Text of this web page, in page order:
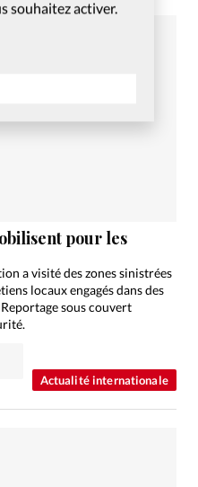
souhaitez activer.
Actualité internationale
pour les
a visité des zones sinistrées
locaux engagés dans des
sous couvert